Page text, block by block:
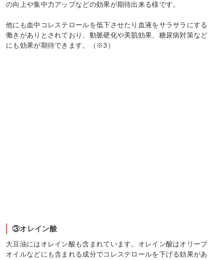
の向上や集中力アップなどの効果が期待出来る様です。
他にも血中コレステロールを低下させたり血液をサラサラにする
働きがありとされており、動脈硬化や美肌効果、糖尿病対策など
にも効果が期待できます。（※3）
③オレイン酸
大豆油にはオレイン酸も含まれています。オレイン酸はオリーブ
オイルなどにも含まれる成分でコレステロールを下げる効果があ